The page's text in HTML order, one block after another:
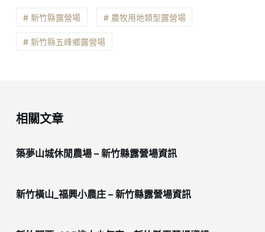
# 新竹縣露營場 # 農牧用地類型露營場
# 新竹縣五峰鄉露營場
相關文章
築夢山城休閒農場 – 新竹縣露營場資訊
新竹橫山_福興小農庄 – 新竹縣露營場資訊